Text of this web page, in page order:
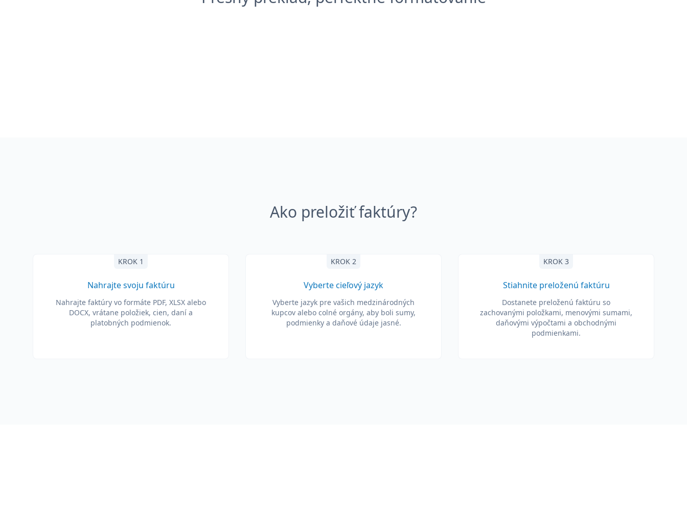
Ako preložiť faktúry?
KROK 1
Nahrajte svoju faktúru
Nahrajte faktúry vo formáte PDF, XLSX alebo
DOCX, vrátane položiek, cien, daní a
platobných podmienok.
KROK 2
Vyberte cieľový jazyk
Vyberte jazyk pre vašich medzinárodných
kupcov alebo colné orgány, aby boli sumy,
podmienky a daňové údaje jasné.
KROK 3
Stiahnite preloženú faktúru
Dostanete preloženú faktúru so
zachovanými položkami, menovými sumami,
daňovými výpočtami a obchodnými
podmienkami.